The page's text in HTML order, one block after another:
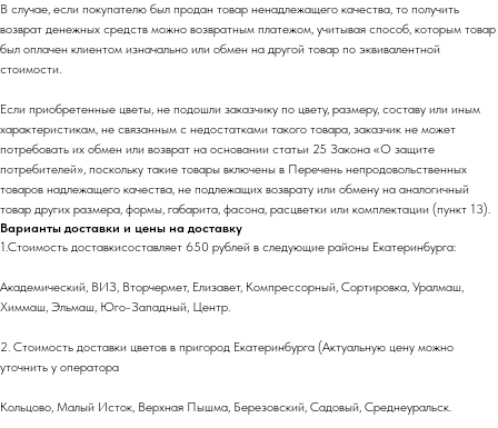
В случае, если покупателю был продан товар ненадлежащего качества, то получить
возврат денежных средств можно возвратным платежом, учитывая способ, которым товар
был оплачен клиентом изначально или обмен на другой товар по эквивалентной
стоимости.
Если приобретенные цветы, не подошли заказчику по цвету, размеру, составу или иным
характеристикам, не связанным с недостатками такого товара, заказчик не может
потребовать их обмен или возврат на основании статьи 25 Закона «О защите
потребителей», поскольку такие товары включены в Перечень непродовольственных
товаров надлежащего качества, не подлежащих возврату или обмену на аналогичный
товар других размера, формы, габарита, фасона, расцветки или комплектации (пункт 13).
Варианты доставки и цены на доставку
1.Стоимость доставкисоставляет 650 рублей в следующие районы Екатеринбурга:
Академический, ВИЗ, Вторчермет, Елизавет, Компрессорный, Сортировка, Уралмаш,
Химмаш, Эльмаш, Юго-Западный, Центр.
2. Стоимость доставки цветов в пригород Екатеринбурга (Актуальную цену можно
уточнить у оператора
Кольцово, Малый Исток, Верхная Пышма, Березовский, Садовый, Среднеуральск.